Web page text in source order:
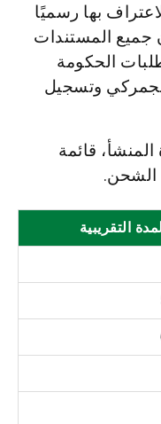
بها رسميًا
جميع المستندات
الحكومة
الجمركي وتسجيل
المنشأ، قائمة
الشحن.
التقريبية